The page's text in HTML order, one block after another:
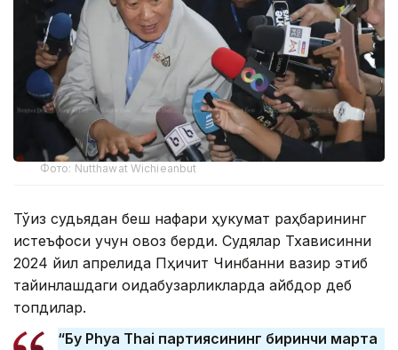
Фото: Nutthawat Wichieanbut
Тўққиз судьядан беш нафари ҳукумат раҳбарининг
истеъфоси учун овоз берди. Судялар Тхависинни
2024 йил апрелида Пҳичит Чинбанни вазир этиб
тайинлашдаги қоидабузарликларда айбдор деб
топдилар.
“Бу Phya Thai партиясининг биринчи марта